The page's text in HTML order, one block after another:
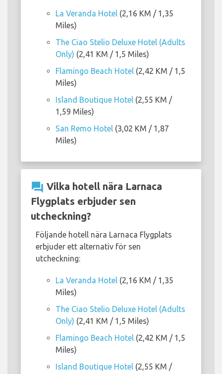
La Veranda Hotel (2,16 KM / 1,35
Miles)
The Ciao Stelio Deluxe Hotel (Adults
Only) (2,41 KM / 1,5 Miles)
Flamingo Beach Hotel (2,42 KM / 1,5
Miles)
Island Boutique Hotel (2,55 KM /
1,59 Miles)
San Remo Hotel (3,02 KM / 1,87
Miles)
question_answer Vilka hotell nära Larnaca
Flygplats erbjuder sen
utcheckning?
Följande hotell nära Larnaca Flygplats
erbjuder ett alternativ för sen
utcheckning:
La Veranda Hotel (2,16 KM / 1,35
Miles)
The Ciao Stelio Deluxe Hotel (Adults
Only) (2,41 KM / 1,5 Miles)
Flamingo Beach Hotel (2,42 KM / 1,5
Miles)
Island Boutique Hotel (2,55 KM /